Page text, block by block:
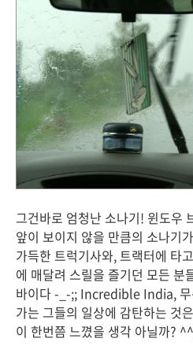
그건바로 엄청난 소나기! 윈도우
앞이 보이지 않을 만큼의 소나기
가득한 트럭기사와, 트랙터에 타
에 매달려 스릴을 즐기던 모든 분
바이다 -_-;; Incredible India, 무
가는 그들의 일상에 감탄하는 것
이 한번쯤 느꼈을 생각 아닐까?